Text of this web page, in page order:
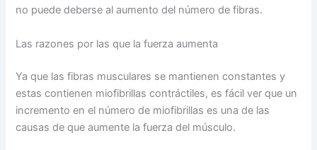
no puede deberse al aumento del número de fibras.
Las razones por las que la fuerza aumenta
Ya que las fibras musculares se mantienen constantes y
estas contienen miofibrillas contráctiles, es fácil ver que un
incremento en el número de miofibrillas es una de las
causas de que aumente la fuerza del músculo.